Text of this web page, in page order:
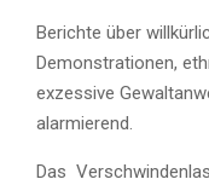
Berichte über
Demonstrationen,
exzessive
alarmierend.
Das